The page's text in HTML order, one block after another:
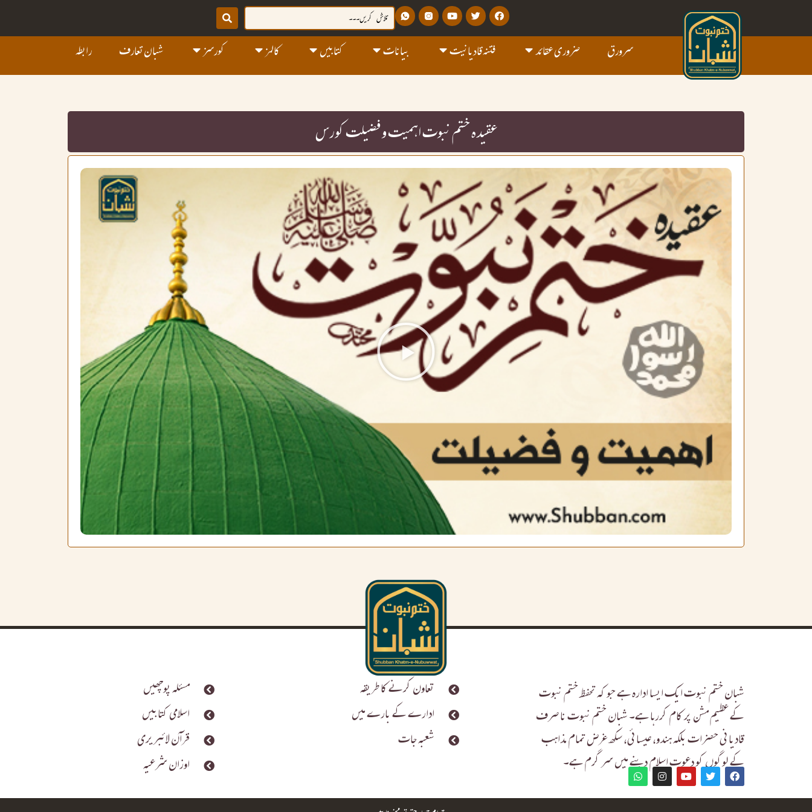
سرورق ضروری عقائد فتنہ قادیانیت بیانات کتابیں کالمز کورسز شبان تعارف رابطہ
عقیدہ ختم نبوت اہمیت و فضیلت کورس
شبان ختم نبوت ایک ایسا ادارہ ہے جو کہ تحفظ ختم نبوت
کے عظیم مشن پر کام کررہا ہے۔ شبان ختم نبوت نا صرف
قادیانی حضرات بلکہ ہندو، عیسائی، سکھ غرض تمام مذاہب
کے لوگوں کو دعوت اسلام دینے میں سر گرم ہے۔
تعاون کرنے کا طریقہ
ادارے کے بارے میں
شعبہ جات
مسئلہ پوچھیں
اسلامی کتابیں
قرآن لائبریری
اوزان شرعیہ